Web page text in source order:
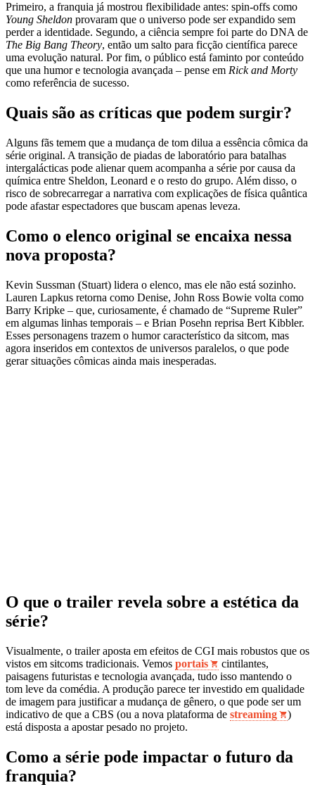
Primeiro, a franquia já mostrou flexibilidade antes: spin‑offs como
Young Sheldon provaram que o universo pode ser expandido sem
perder a identidade. Segundo, a ciência sempre foi parte do DNA de
The Big Bang Theory, então um salto para ficção científica parece
uma evolução natural. Por fim, o público está faminto por conteúdo
que una humor e tecnologia avançada – pense em Rick and Morty
como referência de sucesso.
Quais são as críticas que podem surgir?
Alguns fãs temem que a mudança de tom dilua a essência cômica da
série original. A transição de piadas de laboratório para batalhas
intergalácticas pode alienar quem acompanha a série por causa da
química entre Sheldon, Leonard e o resto do grupo. Além disso, o
risco de sobrecarregar a narrativa com explicações de física quântica
pode afastar espectadores que buscam apenas leveza.
Como o elenco original se encaixa nessa
nova proposta?
Kevin Sussman (Stuart) lidera o elenco, mas ele não está sozinho.
Lauren Lapkus retorna como Denise, John Ross Bowie volta como
Barry Kripke – que, curiosamente, é chamado de “Supreme Ruler”
em algumas linhas temporais – e Brian Posehn reprisa Bert Kibbler.
Esses personagens trazem o humor característico da sitcom, mas
agora inseridos em contextos de universos paralelos, o que pode
gerar situações cômicas ainda mais inesperadas.
O que o trailer revela sobre a estética da
série?
Visualmente, o trailer aposta em efeitos de CGI mais robustos que os
vistos em sitcoms tradicionais. Vemos portais
cintilantes,
paisagens futuristas e tecnologia avançada, tudo isso mantendo o
tom leve da comédia. A produção parece ter investido em qualidade
de imagem para justificar a mudança de gênero, o que pode ser um
indicativo de que a CBS (ou a nova plataforma de streaming
)
está disposta a apostar pesado no projeto.
Como a série pode impactar o futuro da
franquia?